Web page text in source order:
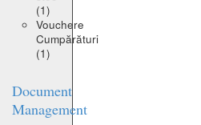
(1)
Vouchere
Cumpărături
(1)
Document
Management